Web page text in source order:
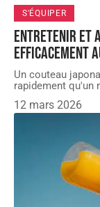
S'ÉQUIPER
Entretenir et
efficacement
Un couteau
rapidement qu'un
12 mars 2026